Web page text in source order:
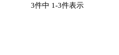
3件中 1-3件表示